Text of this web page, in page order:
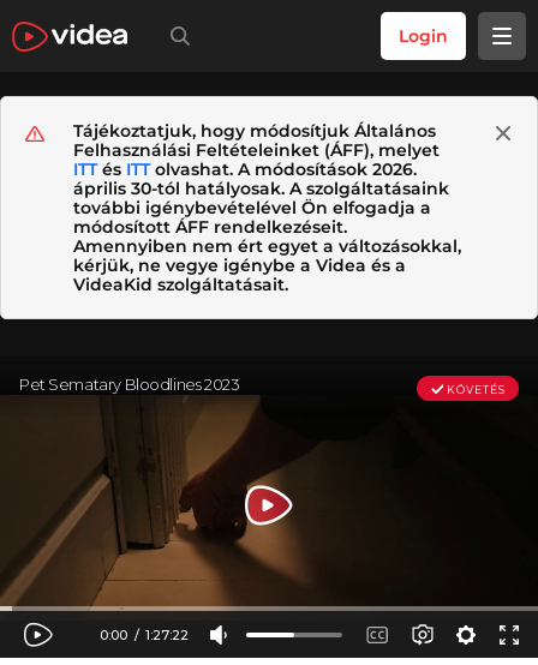
Login
Tájékoztatjuk, hogy módosítjuk Általános
Felhasználási Feltételeinket (ÁFF), melyet
ITTés ITTolvashat. A módosítások 2026.
április 30-tól hatályosak. A szolgáltatásaink
további igénybevételével Ön elfogadja a
módosított ÁFF rendelkezéseit.
Amennyiben nem ért egyet a változásokkal,
kérjük, ne vegye igénybe a Videa és a
VideaKid szolgáltatásait.